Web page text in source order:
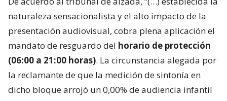
naturaleza sensacionalista y el alto impacto de la
presentación audiovisual, cobra plena aplicación el
mandato de resguardo del horario de protección
(06:00 a 21:00 horas). La circunstancia alegada por
la reclamante de que la medición de sintonía en
dicho bloque arrojó un 0,00% de audiencia infantil